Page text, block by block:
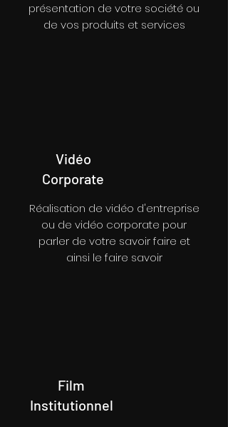
présentation de votre société ou
de vos produits et services
Vidéo
Corporate
Réalisation de vidéo d'entreprise
ou de vidéo corporate pour
parler de votre savoir faire et
ainsi le faire savoir
Film
Institutionnel